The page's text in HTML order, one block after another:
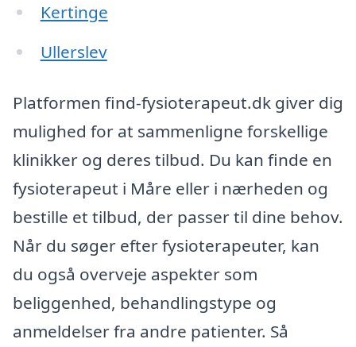
Kertinge
Ullerslev
Platformen find-fysioterapeut.dk giver dig
mulighed for at sammenligne forskellige
klinikker og deres tilbud. Du kan finde en
fysioterapeut i Måre eller i nærheden og
bestille et tilbud, der passer til dine behov.
Når du søger efter fysioterapeuter, kan
du også overveje aspekter som
beliggenhed, behandlingstype og
anmeldelser fra andre patienter. Så